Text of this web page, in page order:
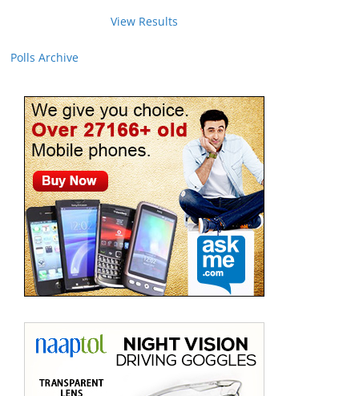
View Results
Polls Archive